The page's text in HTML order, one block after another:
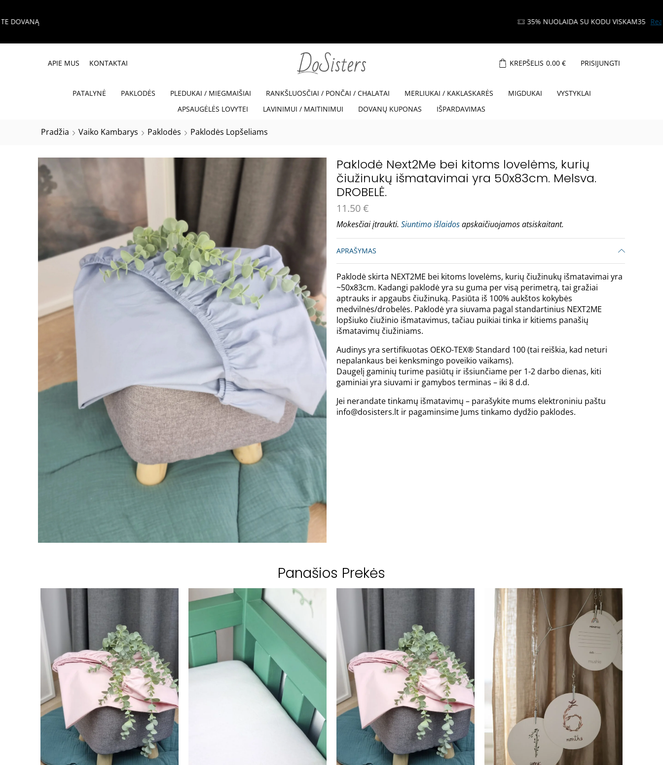
APIE MUS KONTAKTAI KREPŠELIS 0.00 € PRISIJUNGTI
PATALYNĖ PAKLODĖS PLEDUKAI / MIEGMAIŠIAI RANKŠLUOSČIAI / PONČAI / CHALATAI MERLIUKAI / KAKLASKARĖS MIGDUKAI
VYSTYKLAI
APSAUGĖLĖS LOVYTEI
LAVINIMUI / MAITINIMUI DOVANŲ KUPONAS IŠPARDAVIMAS
Pradžia Vaiko Kambarys Paklodės Paklodės Lopšeliams
Paklodė Next2Me bei kitoms lovelėms, kurių
čiužinukų išmatavimai yra 50x83cm. Melsva.
DROBELĖ.
11.50€
Mokesčiai įtraukti. Siuntimo išlaidosapskaičiuojamos atsiskaitant.
APRAŠYMAS
Paklodė skirta NEXT2ME bei kitoms lovelėms, kurių čiužinukų išmatavimai yra
~50x83cm. Kadangi paklodė yra su guma per visą perimetrą, tai gražiai
aptrauks ir apgaubs čiužinuką. Pasiūta iš 100% aukštos kokybės
medvilnės/drobelės. Paklodė yra siuvama pagal standartinius NEXT2ME
lopšiuko čiužinio išmatavimus, tačiau puikiai tinka ir kitiems panašių
išmatavimų čiužiniams.
Audinys yra sertifikuotas OEKO-TEX® Standard 100 (tai reiškia, kad neturi
nepalankaus bei kenksmingo poveikio vaikams).
Daugelį gaminių turime pasiūtų ir išsiunčiame per 1-2 darbo dienas, kiti
gaminiai yra siuvami ir gamybos terminas – iki 8 d.d.
Jei nerandate tinkamų išmatavimų – parašykite mums elektroniniu paštu
info@dosisters.lt ir pagaminsime Jums tinkamo dydžio paklodes.
Panašios Prekės